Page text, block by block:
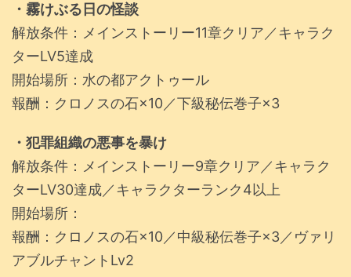
・霧けぶる日の怪談
解放条件：メインストーリー11章クリア／キャラク
ターLV5達成
開始場所：水の都アクトゥール
報酬：クロノスの石×10／下級秘伝巻子×3
・犯罪組織の悪事を暴け
解放条件：メインストーリー9章クリア／キャラク
ターLV30達成／キャラクターランク4以上
開始場所：
報酬：クロノスの石×10／中級秘伝巻子×3／ヴァリ
アブルチャントLv2